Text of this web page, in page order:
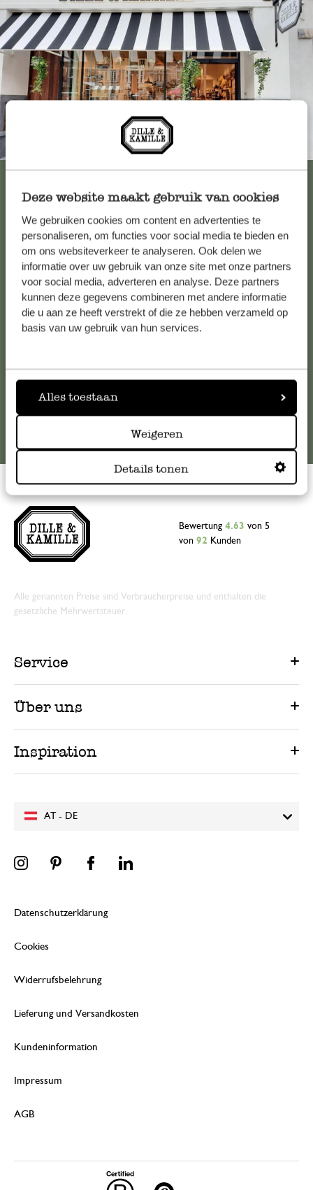
Deze website maakt gebruik van cookies
We gebruiken cookies om content en advertenties te
personaliseren, om functies voor social media te bieden en
om ons websiteverkeer te analyseren. Ook delen we
informatie over uw gebruik van onze site met onze partners
voor social media, adverteren en analyse. Deze partners
kunnen deze gegevens combineren met andere informatie
die u aan ze heeft verstrekt of die ze hebben verzameld op
basis van uw gebruik van hun services.
Alles toestaan
Weigeren
Details tonen
Immer in der Nähe
Kundenservice/Hilfe
Falls Sie Fragen haben oder Tipps und Hilfe brauchen, wenden
Sie sich bitte an unseren Kundenservice. Oder lesen Sie hier
die Antworten auf häufig gestellte Fragen
AT - DE
Bewertung 4.63 von 5
von 92 Kunden
Alle genannten Preise sind Verbraucherpreise und enthalten die
gesetzliche Mehrwertsteuer.
Service
Über uns
Inspiration
Datenschutzerklärung
Cookies
Widerrufsbelehrung
Lieferung und Versandkosten
Kundeninformation
Impressum
AGB